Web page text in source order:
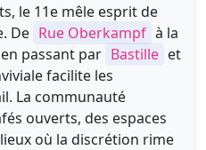
le 11e mêle esprit de
De Rue Oberkampf à la
passant par Bastille et
facilite les
La communauté
ouverts, des espaces
où la discrétion rime